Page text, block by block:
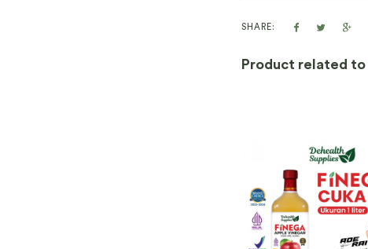
SHARE:
Product related to